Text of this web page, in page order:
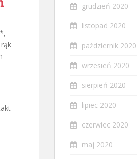
grudzień 2020
listopad 2020
październik 2020
wrzesień 2020
sierpień 2020
lipiec 2020
czerwiec 2020
maj 2020